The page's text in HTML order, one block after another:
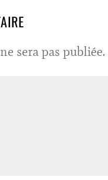
sera pas publiée.